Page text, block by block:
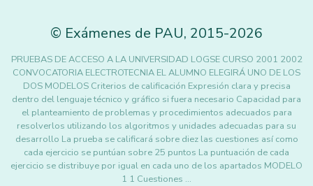
© Exámenes de PAU, 2015-2026
PRUEBAS DE ACCESO A LA UNIVERSIDAD LOGSE CURSO 2001 2002
CONVOCATORIA ELECTROTECNIA EL ALUMNO ELEGIRÁ UNO DE LOS
DOS MODELOS Criterios de calificación Expresión clara y precisa
dentro del lenguaje técnico y gráfico si fuera necesario Capacidad para
el planteamiento de problemas y procedimientos adecuados para
resolverlos utilizando los algoritmos y unidades adecuadas para su
desarrollo La prueba se calificará sobre diez las cuestiones así como
cada ejercicio se puntúan sobre 25 puntos La puntuación de cada
ejercicio se distribuye por igual en cada uno de los apartados MODELO
1 1 Cuestiones …